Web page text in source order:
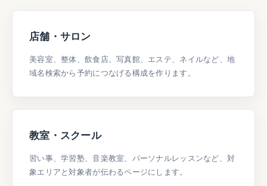
店舗・サロン
美容室、整体、飲食店、写真館、エステ、ネイルなど、地
域名検索から予約につなげる構成を作ります。
教室・スクール
習い事、学習塾、音楽教室、パーソナルレッスンなど、対
象エリアと対象者が伝わるページにします。